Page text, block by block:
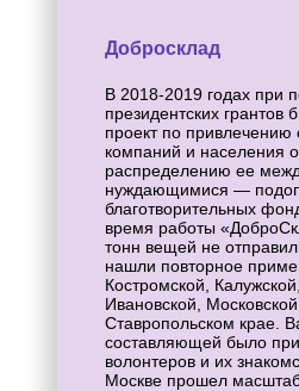
Добросклад
В 2018-2019 годах при
президентских грантов
проект по привлечению
компаний и населения
распределению ее
нуждающимися —
благотворительных
время работы
тонн вещей не
нашли повторное
Костромской,
Ивановской,
Ставропольском крае.
составляющей было
волонтеров и их
Москве прошел